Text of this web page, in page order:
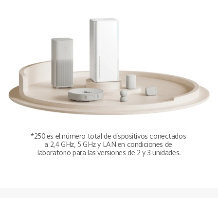
*250 es el número total de dispositivos conectados
a 2,4 GHz, 5 GHz y LAN en condiciones de
laboratorio para las versiones de 2 y 3 unidades.